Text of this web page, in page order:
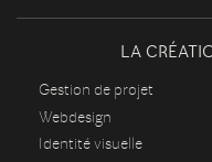
LA
Gestion de projet
Webdesign
Identité visuelle